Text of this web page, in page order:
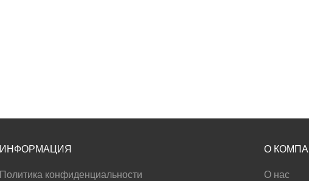
ИНФОРМАЦИЯ
Политика конфиденциальности
О
О нас